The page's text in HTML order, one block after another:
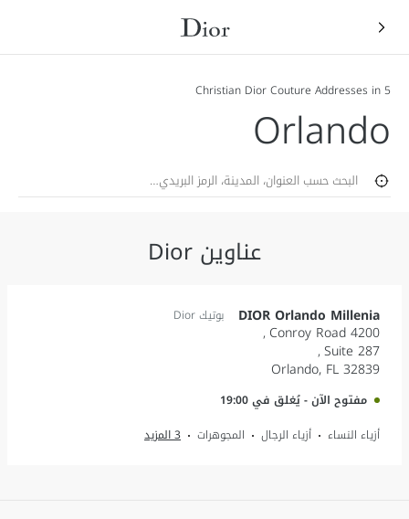
5 Christian Dior Couture Addresses in
Orlando
تحديد جغرافي
عناوين Dior
DIOR Orlando Millenia بوتيك Dior
4200 Conroy Road
Suite 287
Orlando, FL32839
مفتوح الآن-يُغلق في19:00
أزياء النساء
أزياء الرجال المجوهرات 3 المزيد